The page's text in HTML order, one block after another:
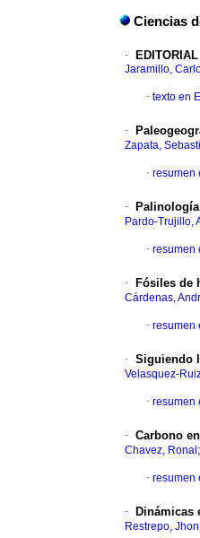
Ciencias
· EDITORIAL
Jaramillo,
· texto en
·
Zapata,
· resumen
·
Pardo-Trujillo,
· resumen
· Fósiles de
Cárdenas,
· resumen
· Siguiendo
Velasquez-
· resumen
· Carbono
Chavez, Ronal ;
· resumen
· Dinámicas
Restrepo, Jhon